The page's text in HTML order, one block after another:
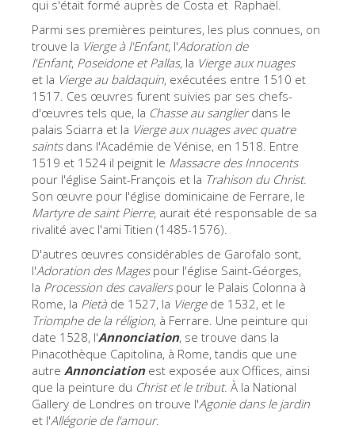
La tour d'Arnolfo
Le Corridor de Vasari
Le Palazzo Vecchio
Santa Maria Novella
la Basilique de Santa Croce
Réserver
Réserver une visite guidée
Les billets coupe-file
ENGLISH
中文
DEUTSCH
FRANÇAIS
ESPAÑOL
qui s'était formé auprès de Costa et Raphaël.
Parmi ses premières peintures, les plus connues, on
trouve la Vierge à l'Enfant, l'Adoration de
l'Enfant, Poseidone et Pallas, la Vierge aux nuages
et la Vierge au baldaquin, exécutées entre 1510 et
1517. Ces œuvres furent suivies par ses chefs-
d'œuvres tels que, la Chasse au sanglierdans le
palais Sciarra et la Vierge aux nuages avec quatre
saints dans l'Académie de Vénise, en 1518. Entre
1519 et 1524 il peignit le Massacre des Innocents
pour l'église Saint-François et la Trahison du Christ.
Son œuvre pour l'église dominicaine de Ferrare, le
Martyre de saint Pierre, aurait été responsable de sa
rivalité avec l'ami Titien (1485-1576).
D'autres œuvres considérables de Garofalo sont,
l'Adoration des Mages pour l'église Saint-Géorges,
la Procession des cavalierspour le Palais Colonna à
Rome, la Pietà de 1527, la Viergede 1532, et le
Triomphe de la réligion, à Ferrare. Une peinture qui
date 1528, l'Annonciation, se trouve dans la
Pinacothèque Capitolina, à Rome, tandis que une
autre Annonciationest exposée aux Offices, ainsi
que la peinture du Christ et le tribut. À la National
Gallery de Londres on trouve l'Agonie dans le jardin
et l'Allégorie de l'amour.